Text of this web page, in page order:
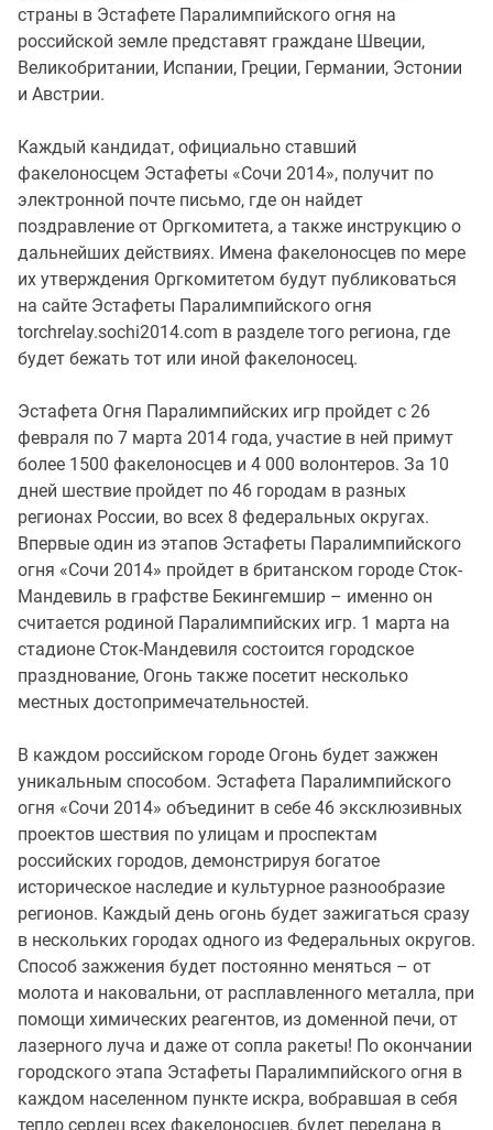
страны в Эстафете Паралимпийского огня на
российской земле представят граждане Швеции,
Великобритании, Испании, Греции, Германии, Эстонии
и Австрии.
Каждый кандидат, официально ставший
факелоносцем Эстафеты «Сочи 2014», получит по
электронной почте письмо, где он найдет
поздравление от Оргкомитета, а также инструкцию о
дальнейших действиях. Имена факелоносцев по мере
их утверждения Оргкомитетом будут публиковаться
на сайте Эстафеты Паралимпийского огня
torchrelay.sochi2014.com в разделе того региона, где
будет бежать тот или иной факелоносец.
Эстафета Огня Паралимпийских игр пройдет с 26
февраля по 7 марта 2014 года, участие в ней примут
более 1500 факелоносцев и 4 000 волонтеров. За 10
дней шествие пройдет по 46 городам в разных
регионах России, во всех 8 федеральных округах.
Впервые один из этапов Эстафеты Паралимпийского
огня «Сочи 2014» пройдет в британском городе Сток-
Мандевиль в графстве Бекингемшир – именно он
считается родиной Паралимпийских игр. 1 марта на
стадионе Сток-Мандевиля состоится городское
празднование, Огонь также посетит несколько
местных достопримечательностей.
В каждом российском городе Огонь будет зажжен
уникальным способом. Эстафета Паралимпийского
огня «Сочи 2014» объединит в себе 46 эксклюзивных
проектов шествия по улицам и проспектам
российских городов, демонстрируя богатое
историческое наследие и культурное разнообразие
регионов. Каждый день огонь будет зажигаться сразу
в нескольких городах одного из Федеральных округов.
Способ зажжения будет постоянно меняться – от
молота и наковальни, от расплавленного металла, при
помощи химических реагентов, из доменной печи, от
лазерного луча и даже от сопла ракеты! По окончании
городского этапа Эстафеты Паралимпийского огня в
каждом населенном пункте искра, вобравшая в себя
тепло сердец всех факелоносцев, будет передана в